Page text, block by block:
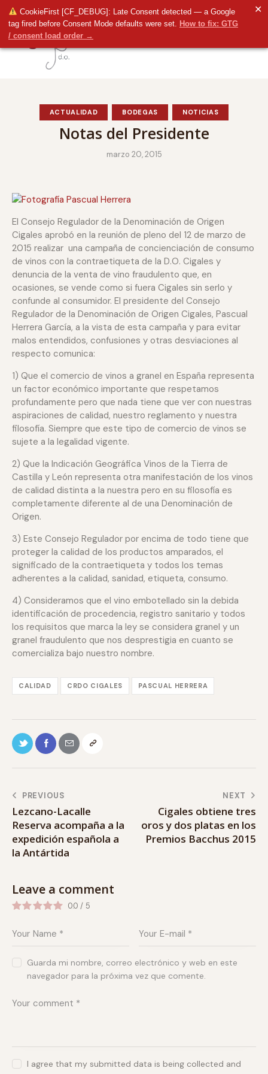
CookieFirst [CF_DEBUG]: Late Consent detected — a Google
tag fired before Consent Mode defaults were set. How to fix: GTG
/ consent load order →
✕
ACTUALIDAD BODEGAS NOTICIAS
Notas del Presidente
marzo 20, 2015
El Consejo Regulador de la Denominación de Origen
Cigales aprobó en la reunión de pleno del 12 de marzo de
2015 realizar una campaña de concienciación de consumo
de vinos con la contraetiqueta de la D.O. Cigales y
denuncia de la venta de vino fraudulento que, en
ocasiones, se vende como si fuera Cigales sin serlo y
confunde al consumidor. El presidente del Consejo
Regulador de la Denominación de Origen Cigales, Pascual
Herrera García, a la vista de esta campaña y para evitar
malos entendidos, confusiones y otras desviaciones al
respecto comunica:
1) Que el comercio de vinos a granel en España representa
un factor económico importante que respetamos
profundamente pero que nada tiene que ver con nuestras
aspiraciones de calidad, nuestro reglamento y nuestra
filosofía. Siempre que este tipo de comercio de vinos se
sujete a la legalidad vigente.
2) Que la Indicación Geográfica Vinos de la Tierra de
Castilla y León representa otra manifestación de los vinos
de calidad distinta a la nuestra pero en su filosofía es
completamente diferente al de una Denominación de
Origen.
3) Este Consejo Regulador por encima de todo tiene que
proteger la calidad de los productos amparados, el
significado de la contraetiqueta y todos los temas
adherentes a la calidad, sanidad, etiqueta, consumo.
4) Consideramos que el vino embotellado sin la debida
identificación de procedencia, registro sanitario y todos
los requisitos que marca la ley se considera granel y un
granel fraudulento que nos desprestigia en cuanto se
comercializa bajo nuestro nombre.
CALIDAD CRDO CIGALES PASCUAL HERRERA
PREVIOUS
Lezcano-Lacalle
Reserva acompaña a la
expedición española a
la Antártida
NEXT
Cigales obtiene tres
oros y dos platas en los
Premios Bacchus 2015
Leave a comment
0.0 / 5
Guarda mi nombre, correo electrónico y web en este
navegador para la próxima vez que comente.
I agree that my submitted data is being collected and